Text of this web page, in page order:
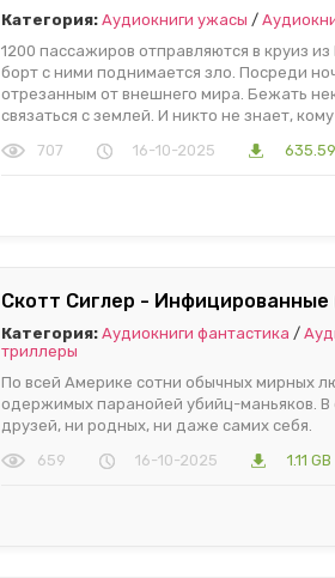
Категория: Аудиокниги ужасы /
1200 пассажиров отправляются в круиз
борт с ними поднимается зло. Посреди
отрезанным от внешнего мира. Бежать
связаться с землей. И никто не знает,
707
16-10-2025
Скотт Сиглер -
Категория: Аудиокниги фантастика /
триллеры
По всей Америке сотни обычных мирных
одержимых паранойей убийц-маньяков.
друзей, ни родных, ни даже самих себя.
659
16-10-2025 1.11 GB